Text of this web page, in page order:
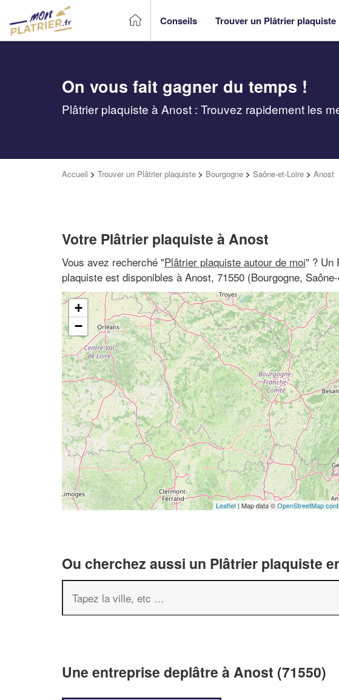
Conseils Trouver un Plâtrier plaquiste
On vous fait gagner du temps !
Plâtrier plaquiste à Anost : Trouvez rapidement les
Accueil > Trouver un Plâtrier plaquiste > Bourgogne > Saône-et-Loire > Anost
Votre Plâtrier plaquiste à Anost
Vous avez recherché "Plâtrier plaquiste autour de moi" ? Un
plaquiste est disponibles à Anost, 71550 (Bourgogne,
+
−
Leaflet | Map data ©OpenStreetMap
Ou cherchez aussi un Plâtrier plaquiste
Une entreprise deplâtre à Anost (71550)